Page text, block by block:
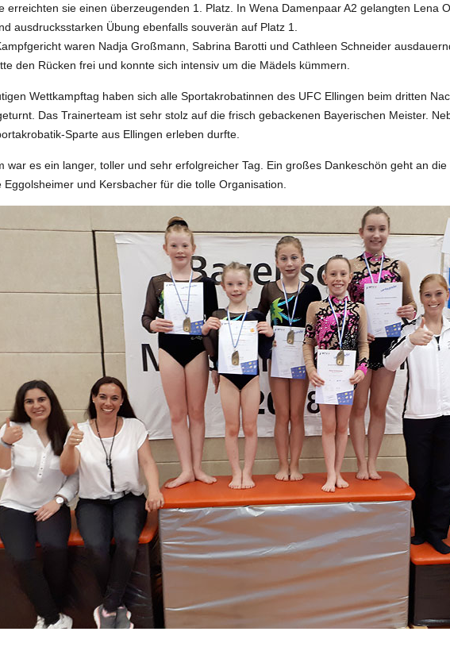
erreichten sie einen überzeugenden 1. Platz. In Wena Damenpaar A2 gelangten Lena
ausdrucksstarken Übung ebenfalls souverän auf Platz 1.
waren Nadja Großmann, Sabrina Barotti und Cathleen Schneider
den Rücken frei und konnte sich intensiv um die Mädels kümmern.
Wettkampftag haben sich alle Sportakrobatinnen des UFC Ellingen beim dritten
Das Trainerteam ist sehr stolz auf die frisch gebackenen Bayerischen Meister.
Sparte aus Ellingen erleben durfte.
war es ein langer, toller und sehr erfolgreicher Tag. Ein großes Dankeschön geht an
Eggolsheimer und Kersbacher für die tolle Organisation.